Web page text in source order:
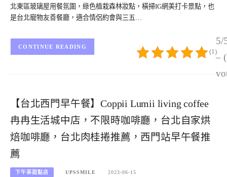
北東區玻璃屋用餐氛圍，綠色植栽森林妝點，橫掃IG網美打卡景點，也
是台北寵物友善餐廳，適合情侶約會與三五…
5/
–
(1)
CONTINUE READING
【台北西門早午餐】Coppii Lumii living coffee
冉冉生活城中店，不限時咖啡廳，台北自家烘
焙咖啡廳，台北肉桂捲推薦，西門站早午餐推
薦
下午茶甜點店 UPSSMILE 2023-06-15